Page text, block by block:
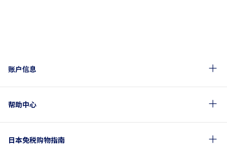
账户信息
帮助中心
日本免税购物指南